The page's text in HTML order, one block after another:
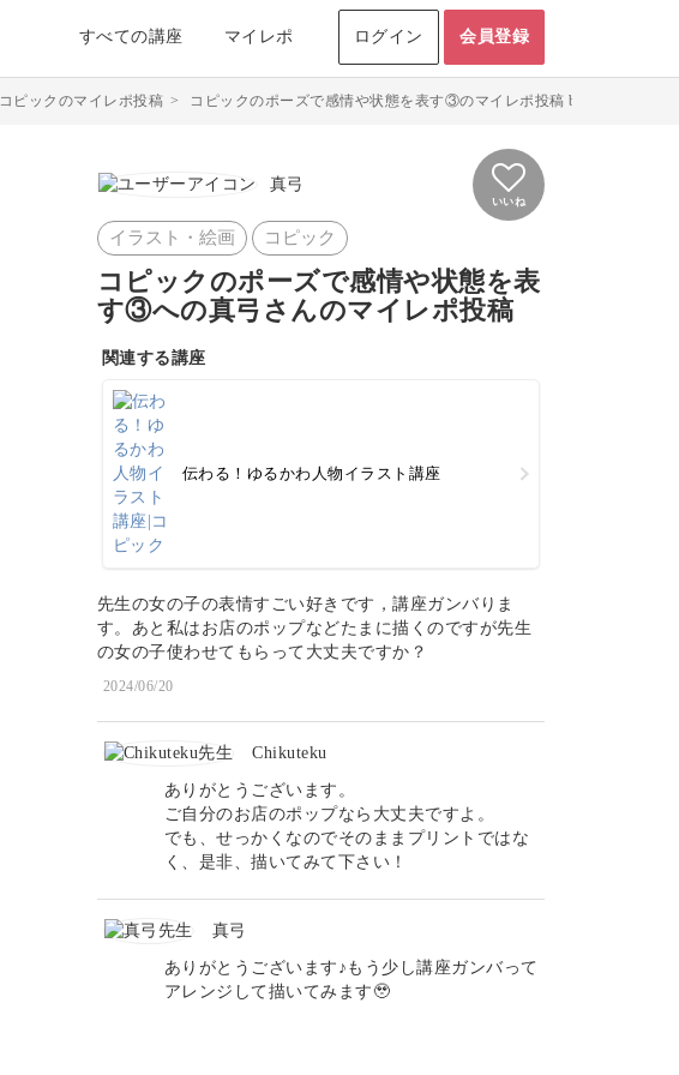
すべての講座 マイレポ ログイン 会員登録
コピックのマイレポ投稿 > コピックのポーズで感情や状態を表す③のマイレポ投稿 by真弓
真弓
いいね
イラスト・絵画 コピック
コピックのポーズで感情や状態を表
す③への真弓さんのマイレポ投稿
関連する講座
伝わる！ゆるかわ人物イラスト講座
先生の女の子の表情すごい好きです，講座ガンバりま
す。あと私はお店のポップなどたまに描くのですが先生
の女の子使わせてもらって大丈夫ですか？
2024/06/20
Chikuteku
ありがとうございます。
ご自分のお店のポップなら大丈夫ですよ。
でも、せっかくなのでそのままプリントではな
く、是非、描いてみて下さい！
真弓
ありがとうございます♪もう少し講座ガンバって
アレンジして描いてみます🥹